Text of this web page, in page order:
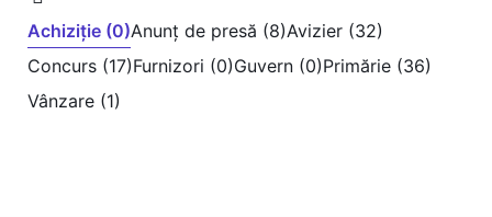
Achiziție (0)Anunț de presă (8)Avizier (32)
Concurs (17)Furnizori (0)Guvern (0)Primărie (36)
Vânzare (1)